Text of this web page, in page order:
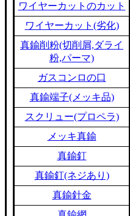
ワイヤーカットのカット
ワイヤーカット(劣化)
真鍮削粉(切削屑,ダライ
粉,パーマ)
ガスコンロの口
真鍮端子(メッキ品)
スクリュー(プロペラ)
メッキ真鍮
真鍮釘
真鍮釘(ネジあり)
真鍮針金